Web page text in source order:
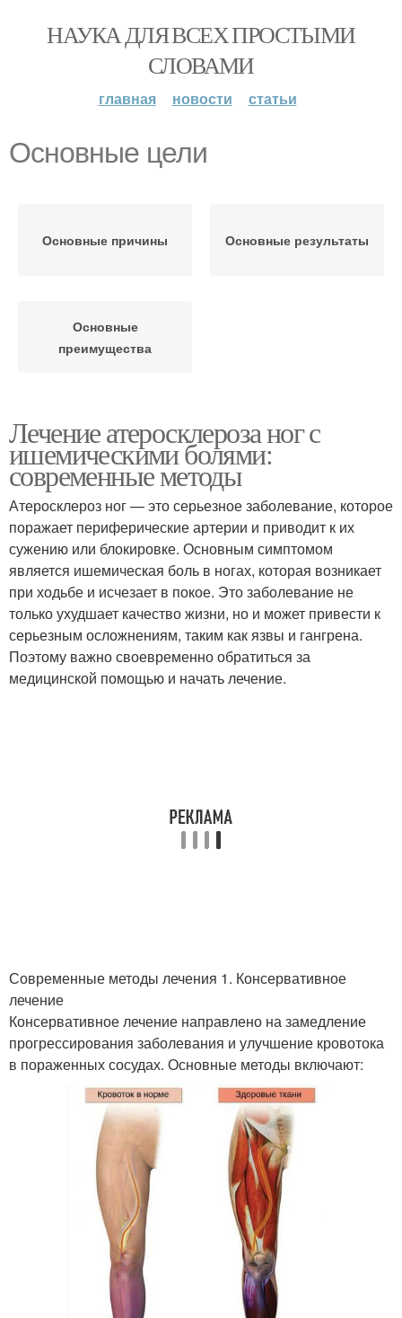
НАУКА ДЛЯ ВСЕХ ПРОСТЫМИ
СЛОВАМИ
главная новости статьи
Основные цели
Основные причины Основные результаты
Основные
преимущества
Лечение атеросклероза ног с
ишемическими болями:
современные методы
Атеросклероз ног — это серьезное заболевание, которое
поражает периферические артерии и приводит к их
сужению или блокировке. Основным симптомом
является ишемическая боль в ногах, которая возникает
при ходьбе и исчезает в покое. Это заболевание не
только ухудшает качество жизни, но и может привести к
серьезным осложнениям, таким как язвы и гангрена.
Поэтому важно своевременно обратиться за
медицинской помощью и начать лечение.
Современные методы лечения 1. Консервативное
лечение
Консервативное лечение направлено на замедление
прогрессирования заболевания и улучшение кровотока
в пораженных сосудах. Основные методы включают: